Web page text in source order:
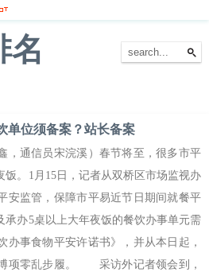
名
单位须备案？站长备案
通信员宋浣溪）春节将至，很多市平
。1月15日，记者从双桥区市场监视办
安监管，保障市平易近节日期间就餐平
承办5桌以上大年夜饭的餐饮办事单元需
办事食物平安许诺书》，并从本日起，
项零乱步履。 采访外记者领会到，